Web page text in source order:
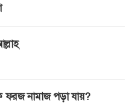
নামাজ পড়া যায়?